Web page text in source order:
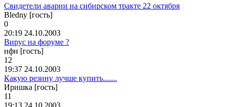
Свидетели аварии на сибирском тракте 22 октября
Bledny [гость]
0
20:19 24.10.2003
Вирус на форуме ?
нфн [гость]
12
19:37 24.10.2003
Какую резину лучше купить.......
Иришка [гость]
11
19:13 24.10.2003